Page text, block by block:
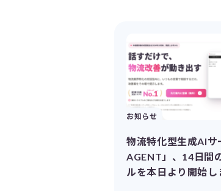
お知らせ
物流特化型生成AIサ
AGENT」、14日間
ルを本日より開始し